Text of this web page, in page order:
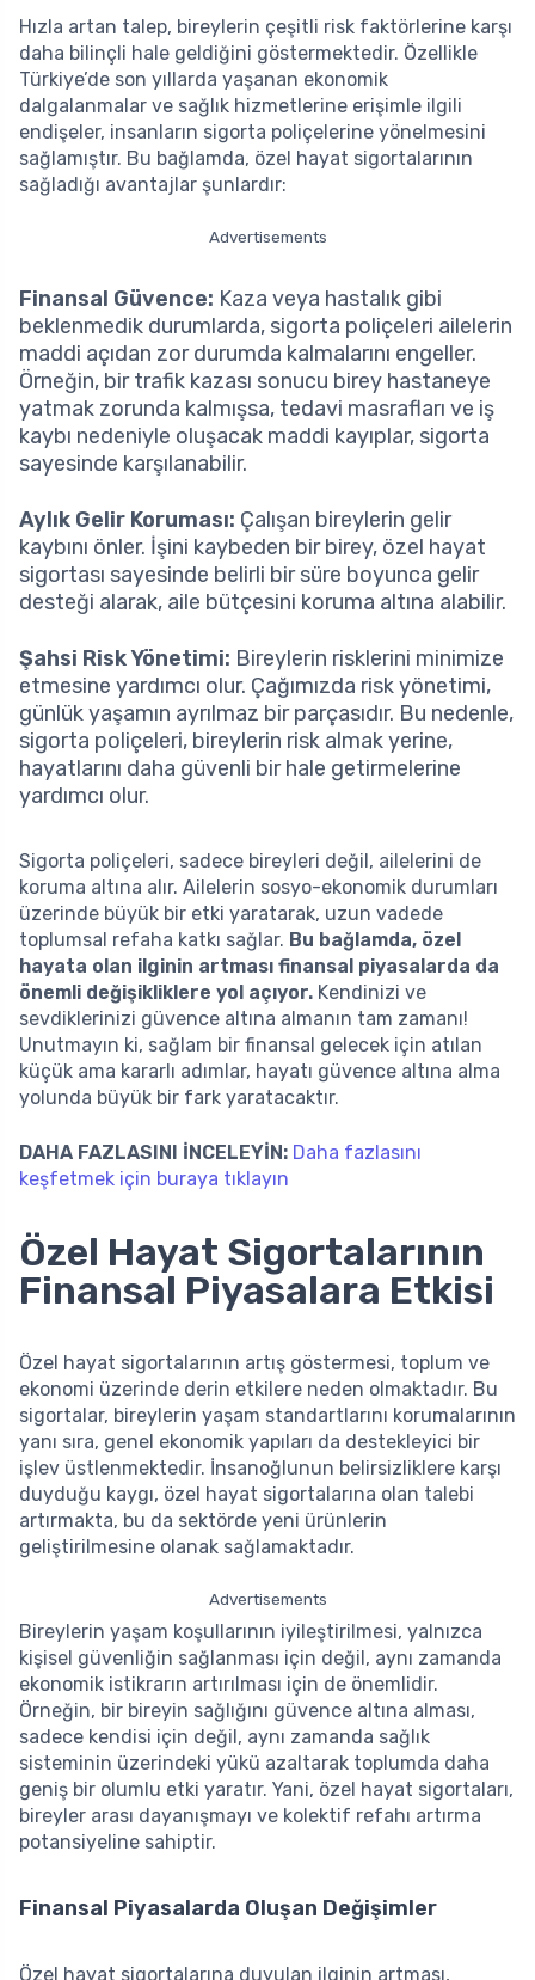
Hızla artan talep, bireylerin çeşitli risk faktörlerine karşı
daha bilinçli hale geldiğini göstermektedir. Özellikle
Türkiye’de son yıllarda yaşanan ekonomik
dalgalanmalar ve sağlık hizmetlerine erişimle ilgili
endişeler, insanların sigorta poliçelerine yönelmesini
sağlamıştır. Bu bağlamda, özel hayat sigortalarının
sağladığı avantajlar şunlardır:
Advertisements
Finansal Güvence: Kaza veya hastalık gibi
beklenmedik durumlarda, sigorta poliçeleri ailelerin
maddi açıdan zor durumda kalmalarını engeller.
Örneğin, bir trafik kazası sonucu birey hastaneye
yatmak zorunda kalmışsa, tedavi masrafları ve iş
kaybı nedeniyle oluşacak maddi kayıplar, sigorta
sayesinde karşılanabilir.
Aylık Gelir Koruması: Çalışan bireylerin gelir
kaybını önler. İşini kaybeden bir birey, özel hayat
sigortası sayesinde belirli bir süre boyunca gelir
desteği alarak, aile bütçesini koruma altına alabilir.
Şahsi Risk Yönetimi: Bireylerin risklerini minimize
etmesine yardımcı olur. Çağımızda risk yönetimi,
günlük yaşamın ayrılmaz bir parçasıdır. Bu nedenle,
sigorta poliçeleri, bireylerin risk almak yerine,
hayatlarını daha güvenli bir hale getirmelerine
yardımcı olur.
Sigorta poliçeleri, sadece bireyleri değil, ailelerini de
koruma altına alır. Ailelerin sosyo-ekonomik durumları
üzerinde büyük bir etki yaratarak, uzun vadede
toplumsal refaha katkı sağlar. Bu bağlamda, özel
hayata olan ilginin artması finansal piyasalarda da
önemli değişikliklere yol açıyor. Kendinizi ve
sevdiklerinizi güvence altına almanın tam zamanı!
Unutmayın ki, sağlam bir finansal gelecek için atılan
küçük ama kararlı adımlar, hayatı güvence altına alma
yolunda büyük bir fark yaratacaktır.
DAHA FAZLASINI İNCELEYİN: Daha fazlasını
keşfetmek için buraya tıklayın
Özel Hayat Sigortalarının
Finansal Piyasalara Etkisi
Özel hayat sigortalarının artış göstermesi, toplum ve
ekonomi üzerinde derin etkilere neden olmaktadır. Bu
sigortalar, bireylerin yaşam standartlarını korumalarının
yanı sıra, genel ekonomik yapıları da destekleyici bir
işlev üstlenmektedir. İnsanoğlunun belirsizliklere karşı
duyduğu kaygı, özel hayat sigortalarına olan talebi
artırmakta, bu da sektörde yeni ürünlerin
geliştirilmesine olanak sağlamaktadır.
Advertisements
Bireylerin yaşam koşullarının iyileştirilmesi, yalnızca
kişisel güvenliğin sağlanması için değil, aynı zamanda
ekonomik istikrarın artırılması için de önemlidir.
Örneğin, bir bireyin sağlığını güvence altına alması,
sadece kendisi için değil, aynı zamanda sağlık
sisteminin üzerindeki yükü azaltarak toplumda daha
geniş bir olumlu etki yaratır. Yani, özel hayat sigortaları,
bireyler arası dayanışmayı ve kolektif refahı artırma
potansiyeline sahiptir.
Finansal Piyasalarda Oluşan Değişimler
Özel hayat sigortalarına duyulan ilginin artması,